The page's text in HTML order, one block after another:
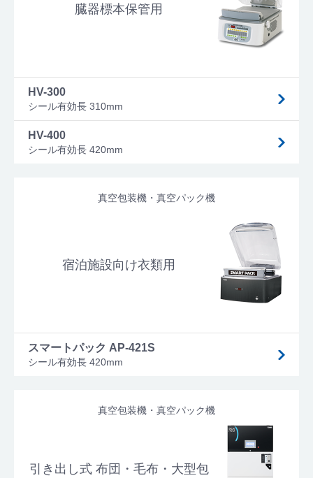
臓器標本保管用
HV-300
シール有効長 310mm
HV-400
シール有効長 420mm
真空包装機・真空パック機
宿泊施設向け衣類用
スマートパック AP-421S
シール有効長 420mm
真空包装機・真空パック機
引き出し式 布団・毛布・大型包